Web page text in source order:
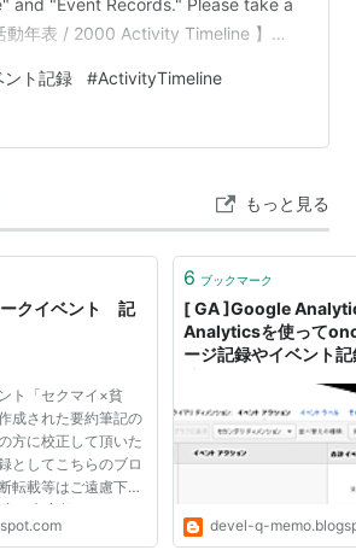
and "Event Records." Please take a
年表 / 2000 Activity Timeline 】
したイベント毎に詳細な情報を掲載
年度は 37のイベントの『イベン
ント記録 #ActivityTimeline
もっと見る
クイベント 記
ト「セクマイ×貧
成された要約筆記の
方に校正して頂いた
としてこちらのブロ
転載等はご遠慮下さ
な文字起こしではあ
ーの問題であえて削
6 ブックマーク
[ GA ]Google
Analyticsを使って
ージ記録やイベント
devel-q-